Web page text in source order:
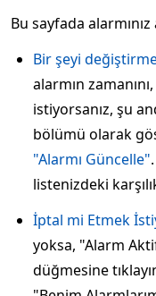
Bu sayfada
Bir şeyi
alarmın
istiyorsanız, şu
bölümü olarak
"Alarmı Güncelle"
listenizdeki
İptal mi Etmek
yoksa, "Alarm
düğmesine